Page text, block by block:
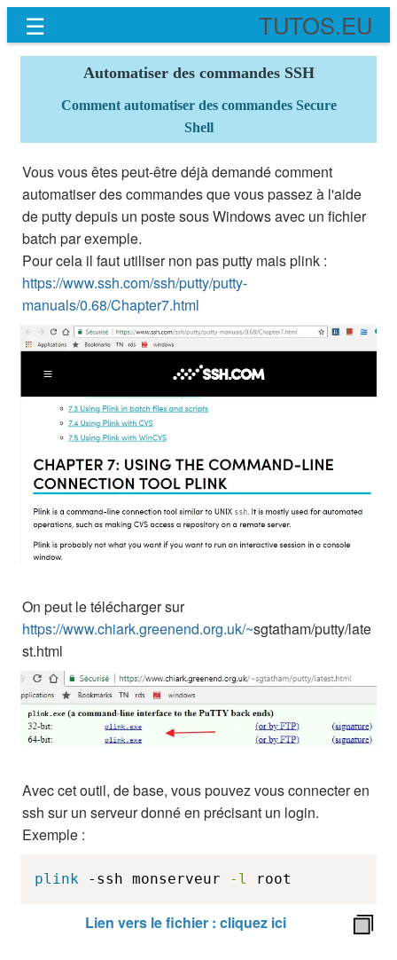
☰ TUTOS.EU
Automatiser des commandes SSH
Comment automatiser des commandes Secure
Shell
Vous vous êtes peut-être déjà demandé comment
automatiser des commandes que vous passez à l'aide
de putty depuis un poste sous Windows avec un fichier
batch par exemple.
Pour cela il faut utiliser non pas putty mais plink :
https://www.ssh.com/ssh/putty/putty-
manuals/0.68/Chapter7.html
On peut le télécharger sur
https://www.chiark.greenend.org.uk/~sgtatham/putty/late
st.html
Avec cet outil, de base, vous pouvez vous connecter en
ssh sur un serveur donné en précisant un login.
Exemple :
plink -ssh monserveur -l root
Lien vers le fichier : cliquez ici